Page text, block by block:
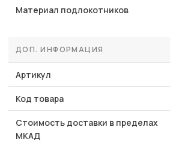
Материал подлокотников
ДОП. ИНФОРМАЦИЯ
Артикул
Код товара
Стоимость доставки в пределах
МКАД